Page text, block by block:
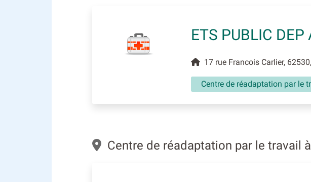
ETS PUBLIC
17 rue Francois Carlier,
Centre de réadaptation par le
Centre de réadaptation par le travail